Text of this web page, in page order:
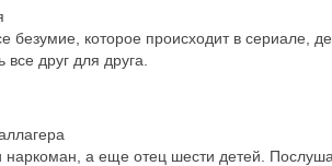
безумие, которое происходит в сериале,
все друг для друга.
а еще отец шести детей.